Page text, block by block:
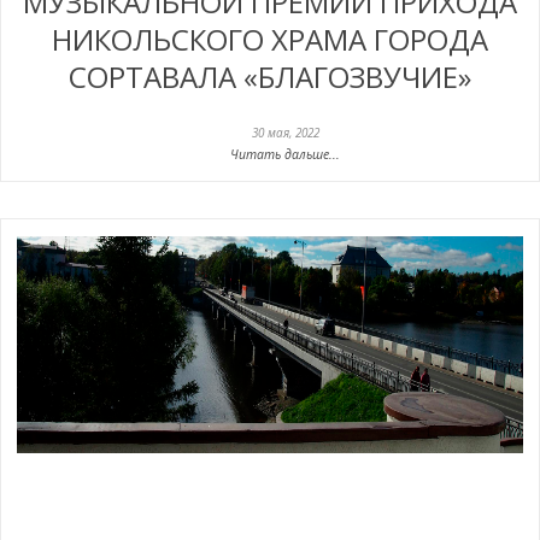
НИКОЛЬСКОГО ХРАМА ГОРОДА
СОРТАВАЛА «БЛАГОЗВУЧИЕ»
30 мая, 2022
Читать дальше...